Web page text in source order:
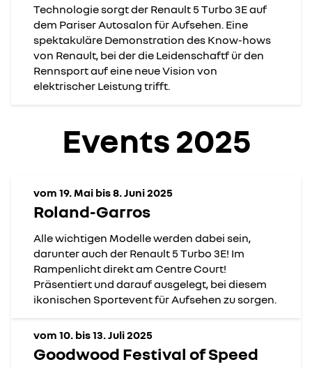
Technologie sorgt der Renault 5 Turbo 3E auf
dem Pariser Autosalon für Aufsehen. Eine
spektakuläre Demonstration des Know-hows
von Renault, bei der die Leidenschaftf ür den
Rennsport auf eine neue Vision von
elektrischer Leistung trifft.
Events 2025
vom 19. Mai bis 8. Juni 2025
Roland-Garros
Alle wichtigen Modelle werden dabei sein,
darunter auch der Renault 5 Turbo 3E! Im
Rampenlicht direkt am Centre Court!
Präsentiert und darauf ausgelegt, bei diesem
ikonischen Sportevent für Aufsehen zu sorgen.
vom 10. bis 13. Juli 2025
Goodwood Festival of Speed